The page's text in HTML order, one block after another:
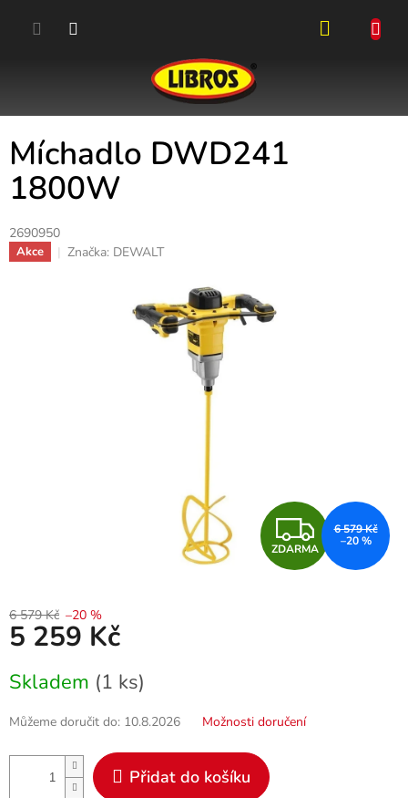
Míchadlo DWD241
1800W
2690950
Akce Značka: DEWALT
Z
D
ZDARMA
6 579 Kč
–20 %
6 579 Kč –20 %
5 259 Kč
cena:
Skladem (1 ks)
Můžeme doručit do: 10.8.2026 Možnosti doručení
Přidat do košíku